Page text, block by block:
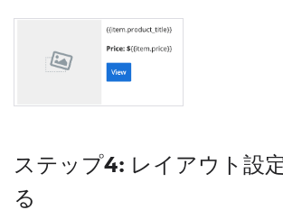
ステップ4: レイアウト設
る